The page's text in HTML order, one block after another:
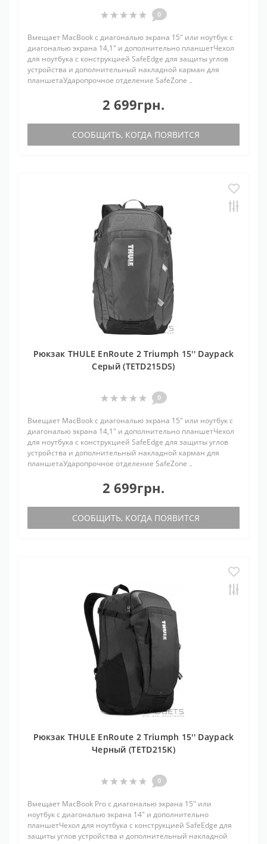
0
Вмещает MacBook с диагональю экрана 15" или ноутбук с
диагональю экрана 14,1" и дополнительно планшетЧехол
для ноутбука с конструкцией SafeEdge для защиты углов
устройства и дополнительный накладной карман для
планшетаУдаропрочное отделение SafeZone ..
2 699грн.
СООБЩИТЬ, КОГДА ПОЯВИТСЯ
Рюкзак THULE EnRoute 2 Triumph 15'' Daypack
Серый (TETD215DS)
0
Вмещает MacBook с диагональю экрана 15" или ноутбук с
диагональю экрана 14,1" и дополнительно планшетЧехол
для ноутбука с конструкцией SafeEdge для защиты углов
устройства и дополнительный накладной карман для
планшетаУдаропрочное отделение SafeZone ..
2 699грн.
СООБЩИТЬ, КОГДА ПОЯВИТСЯ
Рюкзак THULE EnRoute 2 Triumph 15'' Daypack
Черный (TETD215K)
0
Вмещает MacBook Pro с диагональю экрана 15" или
ноутбук с диагональю экрана 14" и дополнительно
планшетЧехол для ноутбука с конструкцией SafeEdge для
защиты углов устройства и дополнительный накладной